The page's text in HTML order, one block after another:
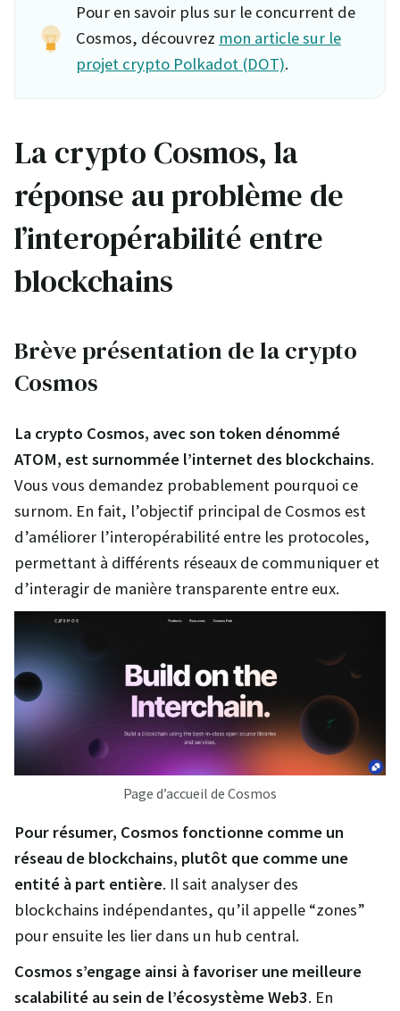
Pour en savoir plus sur le concurrent de
Cosmos, découvrez mon article sur le
projet crypto Polkadot (DOT).
La crypto Cosmos, la
réponse au problème de
l’interopérabilité entre
blockchains
Brève présentation de la crypto
Cosmos
La crypto Cosmos, avec son token dénommé
ATOM, est surnommée l’internet des blockchains.
Vous vous demandez probablement pourquoi ce
surnom. En fait, l’objectif principal de Cosmos est
d’améliorer l’interopérabilité entre les protocoles,
permettant à différents réseaux de communiquer et
d’interagir de manière transparente entre eux.
Page d’accueil de Cosmos
Pour résumer, Cosmos fonctionne comme un
réseau de blockchains, plutôt que comme une
entité à part entière. Il sait analyser des
blockchains indépendantes, qu’il appelle “zones”
pour ensuite les lier dans un hub central.
Cosmos s’engage ainsi à favoriser une meilleure
scalabilité au sein de l’écosystème Web3. En